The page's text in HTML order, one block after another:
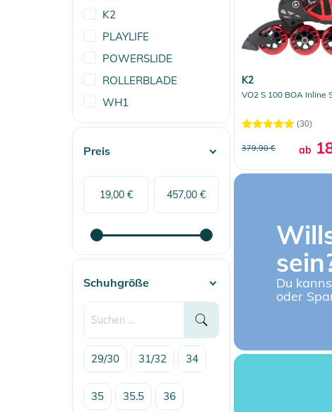
K2
PLAYLIFE
POWERSLIDE
ROLLERBLADE
WH1
Preis
Schuhgröße
29/30 31/32 34
35 35.5 36
K2
VO2 S 100 BOA Inline
(30)
379,90 € ab
Du
oder